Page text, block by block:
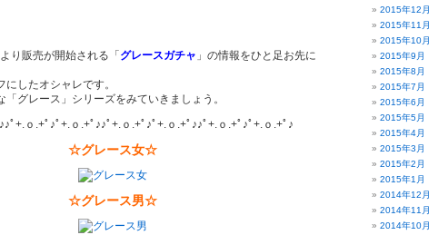
り販売が開始される「 グレースガチャ 」の情報をひと足お先に
したオシャレです。
「グレース」シリーズをみていきましょう。
ﾟ+.ｏ.+ﾟ♪ﾟ+.ｏ.+ﾟ♪♪ﾟ+.ｏ.+ﾟ♪ﾟ+.ｏ.+ﾟ♪♪ﾟ+.ｏ.+ﾟ♪ﾟ+.ｏ.+ﾟ♪
☆グレース女☆
☆グレース男☆
2015年12月
2015年11月
2015年10月
2015年9月
2015年8月
2015年7月
2015年6月
2015年5月
2015年4月
2015年3月
2015年2月
2015年1月
2014年12月
2014年11月
2014年10月